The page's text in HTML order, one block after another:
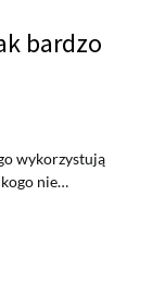
bardzo
wykorzystują
nie…